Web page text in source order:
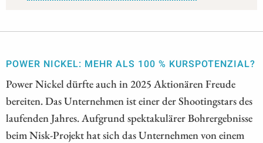
POWER NICKEL: MEHR ALS 100 % KURSPOTENZIAL?
Power Nickel dürfte auch in 2025 Aktionären Freude
bereiten. Das Unternehmen ist einer der Shootingstars des
laufenden Jahres. Aufgrund spektakulärer Bohrergebnisse
beim Nisk-Projekt hat sich das Unternehmen von einem